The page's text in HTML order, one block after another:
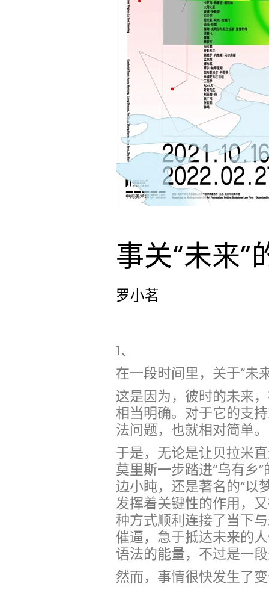
事关“未来”
罗小茗
1、
在一段时间里，关于“未
这是因为，彼时的未来
相当明确。对于它的支
法问题，也就相对简单。
于是，无论是让贝拉米
莫里斯一步踏进“乌有乡
边小盹，还是著名的“以
发挥着关键性的作用，
种方式顺利连接了当下
催逼，急于抵达未来的
语法的能量，不过是一
然而，事情很快发生了